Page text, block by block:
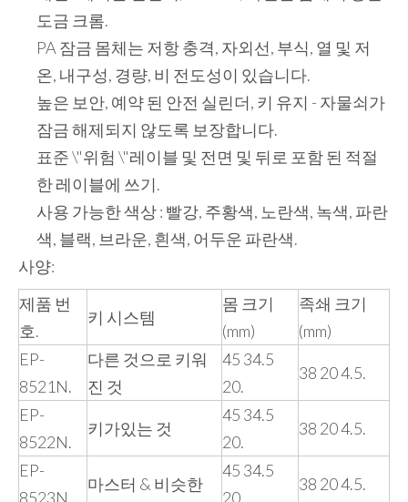
도금 크롬.
PA 잠금 몸체는 저항 충격, 자외선, 부식, 열 및 저
온, 내구성, 경량, 비 전도성이 있습니다.
높은 보안, 예약 된 안전 실린더, 키 유지 - 자물쇠가
잠금 해제되지 않도록 보장합니다.
표준 \"위험 \"레이블 및 전면 및 뒤로 포함 된 적절
한 레이블에 쓰기.
사용 가능한 색상 : 빨강, 주황색, 노란색, 녹색, 파란
색, 블랙, 브라운, 흰색, 어두운 파란색.
사양:
제품 번
호.
키 시스템
몸 크기
(mm)
족쇄 크기
(mm)
EP-
8521N.
다른 것으로 키워
진 것
45 34.5
20.
38 20 4.5.
EP-
8522N.
키가있는 것
45 34.5
20.
38 20 4.5.
EP-
8523N.
마스터 & 비슷한
45 34.5
20.
38 20 4.5.